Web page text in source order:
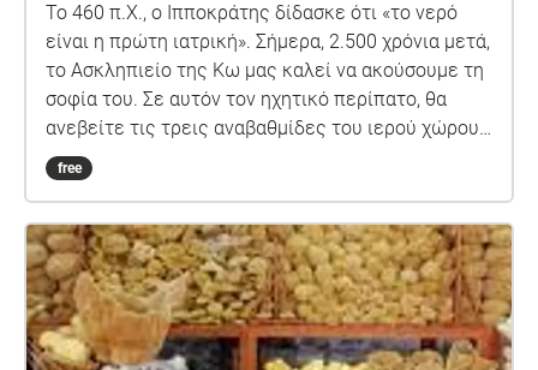
Το 460 π.Χ., ο Ιπποκράτης δίδασκε ότι «το νερό
είναι η πρώτη ιατρική». Σήμερα, 2.500 χρόνια μετά,
το Ασκληπιείο της Κω μας καλεί να ακούσουμε τη
σοφία του. Σε αυτόν τον ηχητικό περίπατο, θα
ανεβείτε τις τρεις αναβαθμίδες του ιερού χώρου:
• Ιερή Πηγή - Η αρχή της ίασης • Αρχαία Λουτρά - Η
δύναμη του νερού • Ναός του Ασκληπιού - Το
στάσεις | GPS-enabled «Ὠφελέειν ἢ μὴ βλάπτειν» -
Τι θα κάνεις εσύ;
free